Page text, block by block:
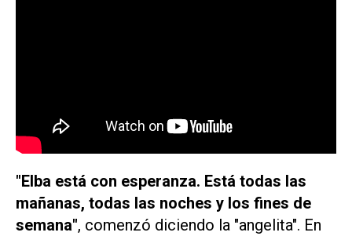
"Elba está con esperanza. Está todas las
mañanas, todas las noches y los fines de
semana", comenzó diciendo la "angelita". En